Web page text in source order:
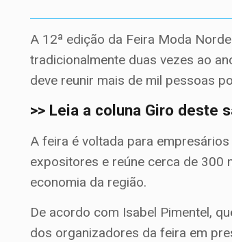
A 12ª edição da Feira Moda
tradicionalmente duas vezes ao
deve reunir mais de mil pessoas
>> Leia a coluna Giro deste
A feira é voltada para
expositores e reúne cerca de 300
economia da região.
De acordo com Isabel Pimentel,
dos organizadores da feira em